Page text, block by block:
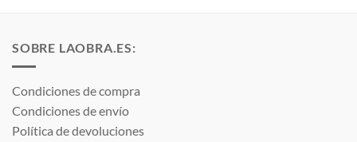
SOBRE LAOBRA.ES:
Condiciones de compra
Condiciones de envío
Política de devoluciones